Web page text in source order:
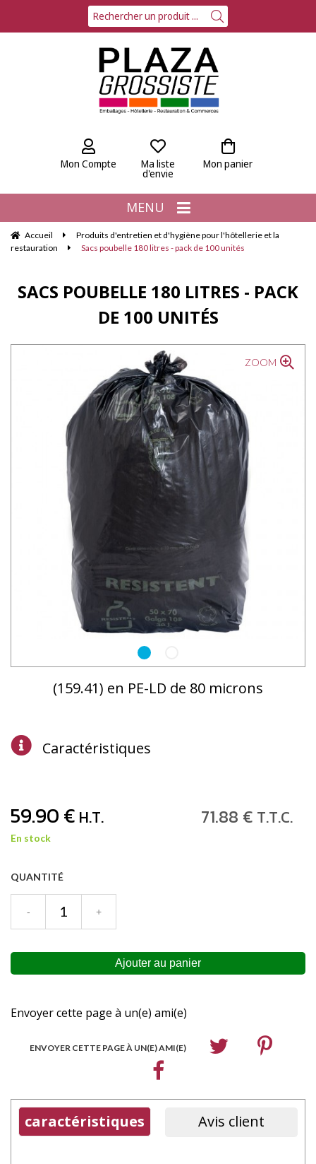
Mon Compte Mon panier
Ma liste
d'envie
MENU
Accueil
Produits d'entretien et d'hygiène pour l'hôtellerie et la
restauration
Sacs poubelle 180 litres - pack de 100 unités
SACS POUBELLE 180 LITRES - PACK
DE 100 UNITÉS
ZOOM
(159.41) en PE-LD de 80 microns
Caractéristiques
59.90€ H.T. 71.88 € T.T.C.
En stock
QUANTITÉ
Envoyer cette page à un(e) ami(e)
ENVOYER CETTE PAGE À UN(E) AMI(E)
caractéristiques Avis client